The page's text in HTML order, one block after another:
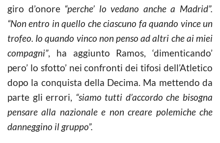
giro d’onore “perche’ lo vedano anche a Madrid”.
“Non entro in quello che ciascuno fa quando vince un
trofeo. Io quando vinco non penso ad altri che ai miei
compagni”, ha aggiunto Ramos, ‘dimenticando’
pero’ lo sfotto’ nei confronti dei tifosi dell’Atletico
dopo la conquista della Decima. Ma mettendo da
parte gli errori, “siamo tutti d’accordo che bisogna
pensare alla nazionale e non creare polemiche che
danneggino il gruppo”.